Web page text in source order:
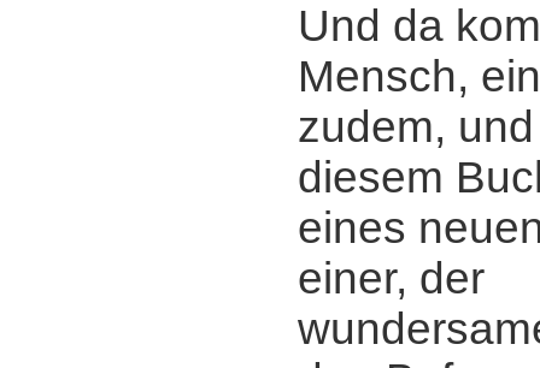
Und da
Mensch,
zudem,
diesem
eines
einer, der